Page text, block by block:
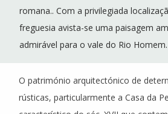
romana.. Com a privilegiada
freguesia avista-se uma paisagem
admirável para o vale do Rio Homem.
O património arquitectónico de
rústicas, particularmente a Casa da